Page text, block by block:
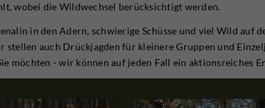
wobei die Wildwechsel berücksichtigt werden.
in den Adern, schwierige Schüsse und viel Wild auf
auch Drückjagden für kleinere Gruppen und
möchten - wir können auf jeden Fall ein aktionsreiches